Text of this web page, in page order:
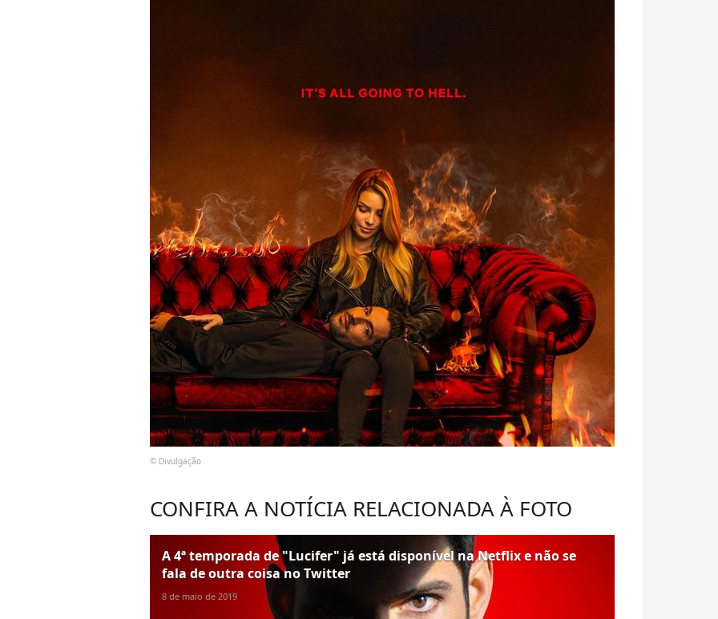
© Divulgação
CONFIRA A NOTÍCIA RELACIONADA À FOTO
A 4ª temporada de "Lucifer" já está disponível na Netflix e não se
fala de outra coisa no Twitter
8 de maio de 2019